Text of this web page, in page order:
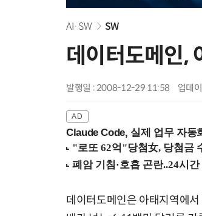
AI·SW SW
데이터도메인,
발행일 : 2008-12-29 11:58 업데
Claude Code, 실제 업무 자동
데이터도메인은 아태지역에